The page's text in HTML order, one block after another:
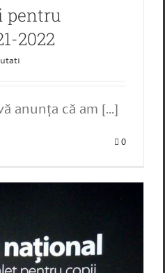
pentru
2022
anunţa că am [...]
0